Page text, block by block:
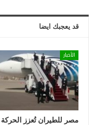
قد يعجبك ايضا
الأخبار
مصر للطيران تُعزز الحركة